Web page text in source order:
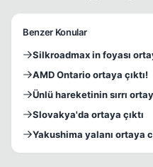
Benzer Konular
Silkroadmax in foyası
AMD Ontario ortaya çıktı!
Ünlü hareketinin sırrı
Slovakya'da ortaya çıktı
Yakushima yalanı ortaya